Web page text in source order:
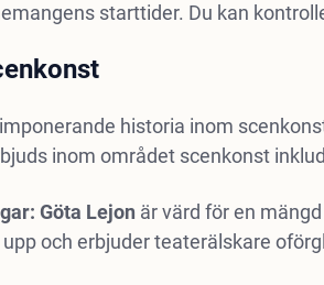
starttider. Du kan
historia inom
inom området scenkonst
Göta Lejon är värd för en
och erbjuder teaterälskare